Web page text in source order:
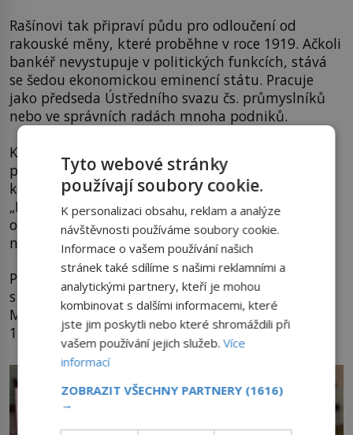
Rašínovi tak připraví půdu pro odloučení od
rakouské měny, které proběhne v roce 1919. Ačkoli
bankéř nevystupuje v politických funkcích, stává
se šedou ekonomickou eminencí státu. Pracuje
jako předseda Ústředního svazu čs. průmyslníků
nebo ve správních radách mnoha podniků.
Když prezident Masaryk uvažuje v roce 1932 o
případném jmenování úřednické vlády, v otázce,
kdo by mohl být ministrem financí, má jasno:
„Musí to být Preiss. Není sice politik, ale lepšího
odborníka, než je on nemáme.“ Ke jmenování ale
nakonec nedojde.
Přestože nepatří mezi blízké přátele,
s prezidentem čile spolupracuje a radí i
Masarykovu nástupciEdvardu Benešovi(1884–
1948).
Tyto webové stránky
používají soubory cookie.
K personalizaci obsahu, reklam a analýze
návštěvnosti používáme soubory cookie.
Informace o vašem používání našich
stránek také sdílíme s našimi reklamními a
analytickými partnery, kteří je mohou
kombinovat s dalšími informacemi, které
jste jim poskytli nebo které shromáždili při
vašem používání jejich služeb.Více
informací
ZOBRAZIT VŠECHNY PARTNERY (1616)
→